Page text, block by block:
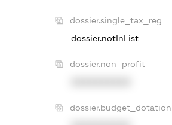
dossier.single_tax_reg
dossier.notInList
dossier.non_profit
dossier.budget_dotation